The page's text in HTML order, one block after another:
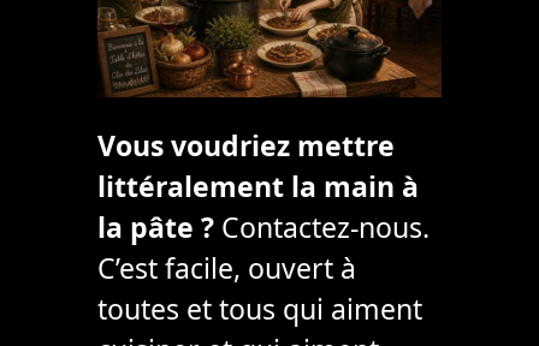
Vous voudriez mettre
littéralement la main à
la pâte ?Contactez-nous.
C’est facile, ouvert à
toutes et tous qui aiment